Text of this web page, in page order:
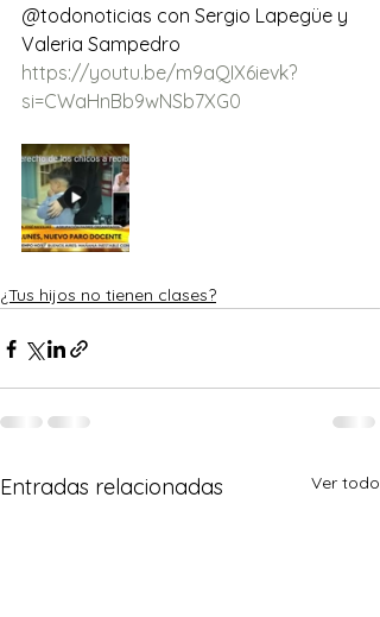
@todonoticias con Sergio Lapegüe y
Valeria Sampedro
https://youtu.be/m9aQIX6ievk?
si=CWaHnBb9wNSb7XG0
¿Tus hijos no tienen clases?
Entradas relacionadas Ver todo